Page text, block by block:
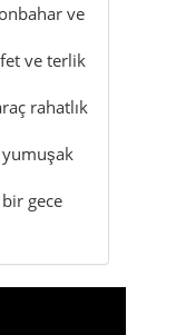
ve
ve terlik
rahatlık
yumuşak
gece